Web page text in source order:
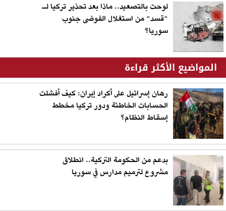
لوحت بالتصعيد.. ماذا بعد تحذير تركيا لـ
"قسد" من استغلال الفوضى جنوب
سوريا؟
المواضيع الأكثر قراءة
رهان إسرائيل على أكراد إيران: كيف أفشلت
الحسابات الخاطئة ودور تركيا مخطط
إسقاط النظام؟
بدعم من الحكومة التركية.. انطلاق
مشروع لترميم مدارس في سوريا